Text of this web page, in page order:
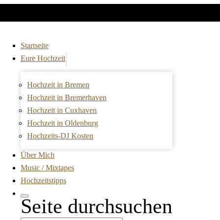
Startseite
Eure Hochzeit
Hochzeit in Bremen
Hochzeit in Bremerhaven
Hochzeit in Cuxhaven
Hochzeit in Oldenburg
Hochzeits-DJ Kosten
Über Mich
Music / Mixtapes
Hochzeitstipps
Seite durchsuchen